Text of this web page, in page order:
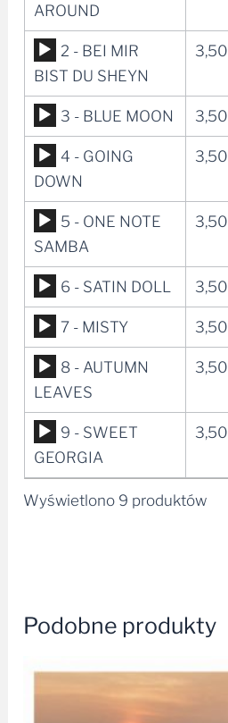
plików
dźwiękowych
AROUND
Odtwarzacz
plików
dźwiękowych
2 - BEI MIR
BIST DU SHEYN
3,50
Odtwarzacz
plików
dźwiękowych
3 - BLUE MOON 3,50
Odtwarzacz
plików
dźwiękowych
4 - GOING
DOWN
3,50
Odtwarzacz
plików
dźwiękowych
5 - ONE NOTE
SAMBA
3,50
Odtwarzacz
plików
dźwiękowych
6 - SATIN DOLL 3,50
Odtwarzacz
plików
dźwiękowych
7 - MISTY 3,50
Odtwarzacz
plików
dźwiękowych
8 - AUTUMN
LEAVES
3,50
Odtwarzacz
plików
dźwiękowych
9 - SWEET
GEORGIA
3,50
Wyświetlono 9 produktów
Podobne produkty